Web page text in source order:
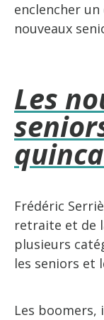
enclencher
nouveaux
Les
Frédéric
retraite et de
plusieurs
les seniors et
Les boomers,